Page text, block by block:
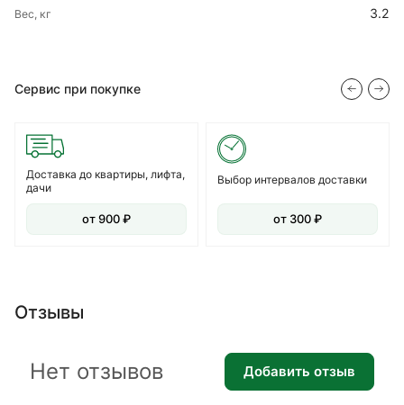
Вес, кг 3.2
Сервис при покупке
Доставка до квартиры, лифта,
дачи
от 900 ₽
Выбор интервалов доставки
от 300 ₽
Отзывы
Нет отзывов Добавить отзыв